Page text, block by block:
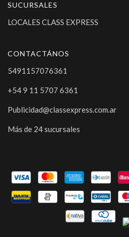
SUCURSALES
LOCALES CLASS EXPRESS
CONTACTÁNOS
5491157076361
+54 9 11 5707 6361
Publicidad@classexpress.com.ar
Más de 24 sucursales